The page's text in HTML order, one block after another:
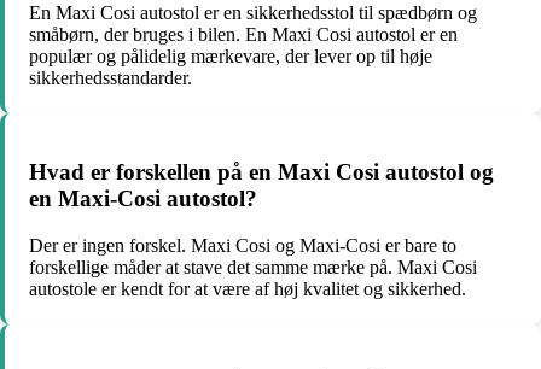
En Maxi Cosi autostol er en sikkerhedsstol til spædbørn og
småbørn, der bruges i bilen. En Maxi Cosi autostol er en
populær og pålidelig mærkevare, der lever op til høje
sikkerhedsstandarder.
Hvad er forskellen på en Maxi Cosi autostol og
en Maxi-Cosi autostol?
Der er ingen forskel. Maxi Cosi og Maxi-Cosi er bare to
forskellige måder at stave det samme mærke på. Maxi Cosi
autostole er kendt for at være af høj kvalitet og sikkerhed.